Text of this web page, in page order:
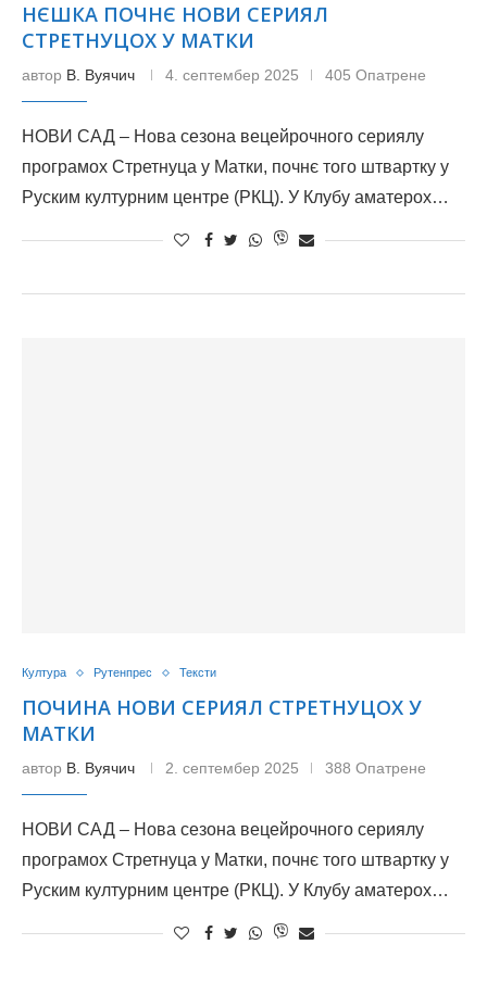
НЄШКА ПОЧНЄ НОВИ СЕРИЯЛ
СТРЕТНУЦОХ У МАТКИ
автор В. Вуячич 4. септембер 2025 405 Опатрене
НОВИ САД – Нова сезона вецейрочного сериялу
програмох Стретнуца у Матки, почнє того штвартку у
Руским културним центре (РКЦ). У Клубу аматерох…
Култура Рутенпрес Тексти
ПОЧИНА НОВИ СЕРИЯЛ СТРЕТНУЦОХ У
МАТКИ
автор В. Вуячич 2. септембер 2025 388 Опатрене
НОВИ САД – Нова сезона вецейрочного сериялу
програмох Стретнуца у Матки, почнє того штвартку у
Руским културним центре (РКЦ). У Клубу аматерох…